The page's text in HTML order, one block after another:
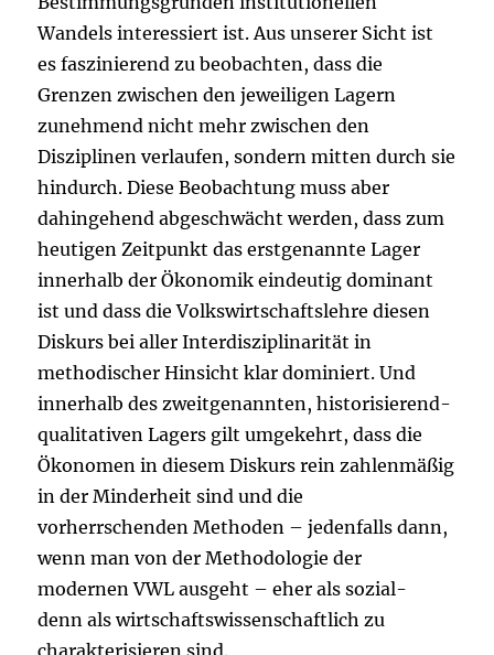
Wandels interessiert ist. Aus unserer Sicht ist
es faszinierend zu beobachten, dass die
Grenzen zwischen den jeweiligen Lagern
zunehmend nicht mehr zwischen den
Disziplinen verlaufen, sondern mitten durch sie
hindurch. Diese Beobachtung muss aber
dahingehend abgeschwächt werden, dass zum
heutigen Zeitpunkt das erstgenannte Lager
innerhalb der Ökonomik eindeutig dominant
ist und dass die Volkswirtschaftslehre diesen
Diskurs bei aller Interdisziplinarität in
methodischer Hinsicht klar dominiert. Und
innerhalb des zweitgenannten, historisierend-
qualitativen Lagers gilt umgekehrt, dass die
Ökonomen in diesem Diskurs rein zahlenmäßig
in der Minderheit sind und die
vorherrschenden Methoden – jedenfalls dann,
wenn man von der Methodologie der
modernen VWL ausgeht – eher als sozial-
denn als wirtschaftswissenschaftlich zu